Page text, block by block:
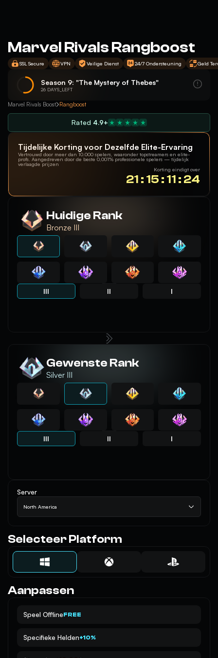
Marvel Rivals Rangboost
SSL Secure VPN Veilige Dienst 24/7 Ondersteuning Geld
Season 9: "The Mystery of Thebes"
26 DAYS_LEFT
Marvel Rivals Boost Rangboost
Rated 4.9+
Tijdelijke Korting voor Dezelfde Elite-Ervaring
Vertrouwd door meer dan 10.000 spelers, waaronder topstreamers en elite-
profs. Aangedreven door de beste 0,001% professionele spelers — tijdelijk
verlaagde prijzen
Korting eindigt over
21 : 15 : 11 : 23
Huidige Rank
Bronze III
III II I
Gewenste Rank
Silver III
III II I
Server
North America
Selecteer Platform
Aanpassen
Speel OfflineFREE
Specifieke Helden+10%